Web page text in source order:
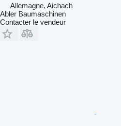
Allemagne, Aichach
Abler Baumaschinen
Contacter le vendeur